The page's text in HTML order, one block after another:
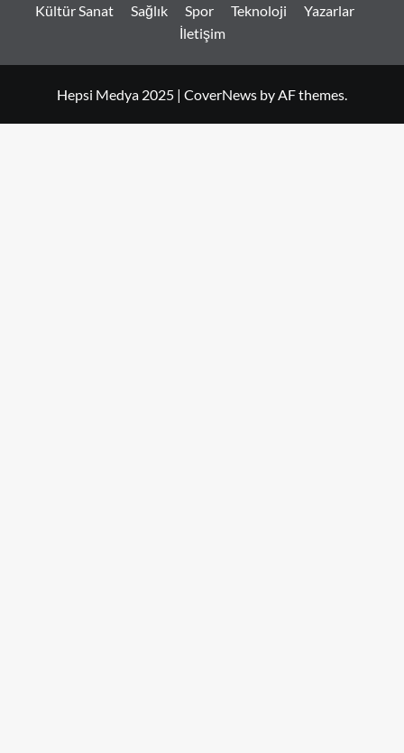
Kültür Sanat
Sağlık Spor Teknoloji
Yazarlar
İletişim
Hepsi Medya 2025 | CoverNews by AF themes.